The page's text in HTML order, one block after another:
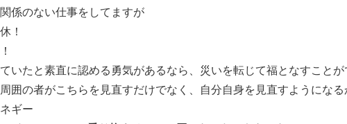
係のない仕事をしてますが
！
いたと素直に認める勇気があるなら、災いを転じて福となすこと
囲の者がこちらを見直すだけでなく、自分自身を見直すようにな
ギー